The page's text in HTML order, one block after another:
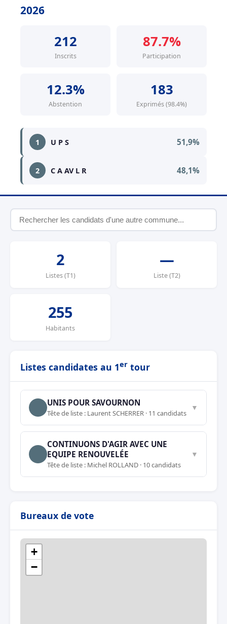
2026
212
Inscrits
87.7%
Participation
12.3%
Abstention
183
Exprimés (98.4%)
1 U P S 51,9%
2 C A AV L R 48,1%
2
Listes (T1)
—
Liste (T2)
255
Habitants
Listes candidates au 1er tour
UNIS POUR SAVOURNON
Tête de liste : Laurent SCHERRER · 11 candidats
▼
CONTINUONS D'AGIR AVEC UNE
EQUIPE RENOUVELÉE
Tête de liste : Michel ROLLAND · 10 candidats
▼
Bureaux de vote
+
−